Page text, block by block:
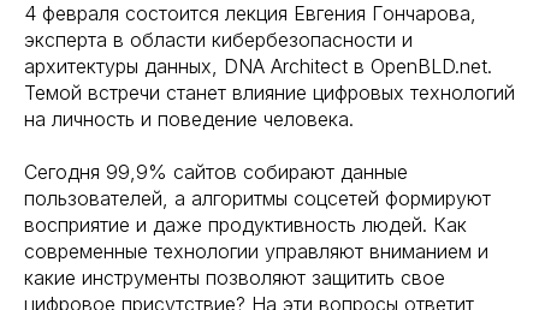
4 февраля состоится лекция Евгения Гончарова,
эксперта в области кибербезопасности и
архитектуры данных, DNA Architect в OpenBLD.net.
Темой встречи станет влияние цифровых технологий
на личность и поведение человека.
Сегодня 99,9% сайтов собирают данные
пользователей, а алгоритмы соцсетей формируют
восприятие и даже продуктивность людей. Как
современные технологии управляют вниманием и
какие инструменты позволяют защитить свое
цифровое присутствие? На эти вопросы ответит